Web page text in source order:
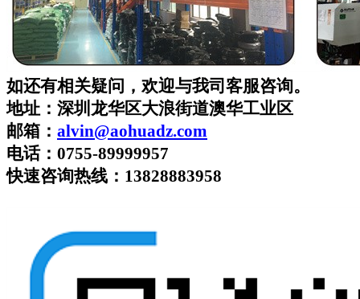
如还有相关疑问，欢迎与我司客服咨询。
地址：深圳龙华区大浪街道澳华工业区
邮箱： alvin@aohuadz.com
电话： 0755-89999957
快速咨询热线 ： 13828883958